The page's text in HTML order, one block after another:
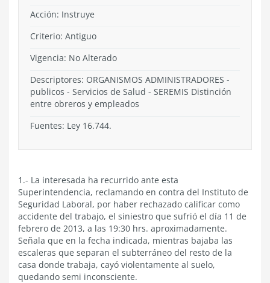
Acción: Instruye
Criterio: Antiguo
Vigencia: No Alterado
Descriptores: ORGANISMOS ADMINISTRADORES -
publicos - Servicios de Salud - SEREMIS Distinción
entre obreros y empleados
Fuentes: Ley 16.744.
1.- La interesada ha recurrido ante esta
Superintendencia, reclamando en contra del Instituto de
Seguridad Laboral, por haber rechazado calificar como
accidente del trabajo, el siniestro que sufrió el día 11 de
febrero de 2013, a las 19:30 hrs. aproximadamente.
Señala que en la fecha indicada, mientras bajaba las
escaleras que separan el subterráneo del resto de la
casa donde trabaja, cayó violentamente al suelo,
quedando semi inconsciente.